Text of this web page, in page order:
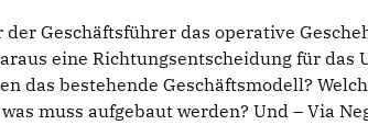
Geschäftsführer das operative
eine Richtungsentscheidung für das
bestehende Geschäftsmodell?
muss aufgebaut werden? Und – Via